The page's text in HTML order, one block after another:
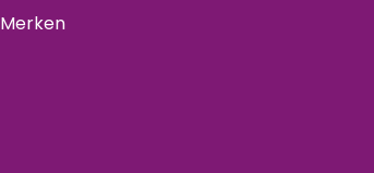
Merken